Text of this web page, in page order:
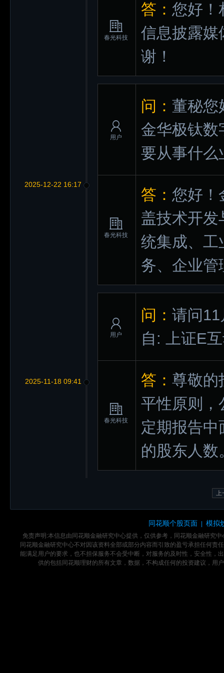
春光科技
答： 您好！
信息披露媒
谢！
2025-12-22 16:17
用户
问： 董秘您
金华极钛数
要从事什么
春光科技
答： 您好！
盖技术开发
统集成、工
务、企业管
2025-11-18 09:41
用户
问： 请问
自: 上证E
春光科技
答： 尊敬的
平性原则，
定期报告
的股东人
上
同花顺个股页面 模拟
免责声明:本信息由同花顺金融研究中心提供，仅供参考，同花顺金融研究
同花顺金融研究中心不对因该资料全部或部分内容而引致的盈亏承担任何
能满足用户的要求，也不担保服务不会受中断，对服务的及时性，安全性，
供的包括同花顺理财的所有文章，数据，不构成任何的投资建议，用